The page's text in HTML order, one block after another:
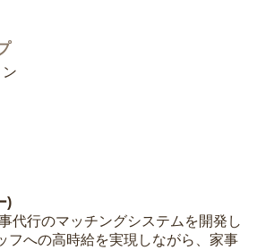
)
代行のマッチングシステムを開発し
フへの高時給を実現しながら、家事